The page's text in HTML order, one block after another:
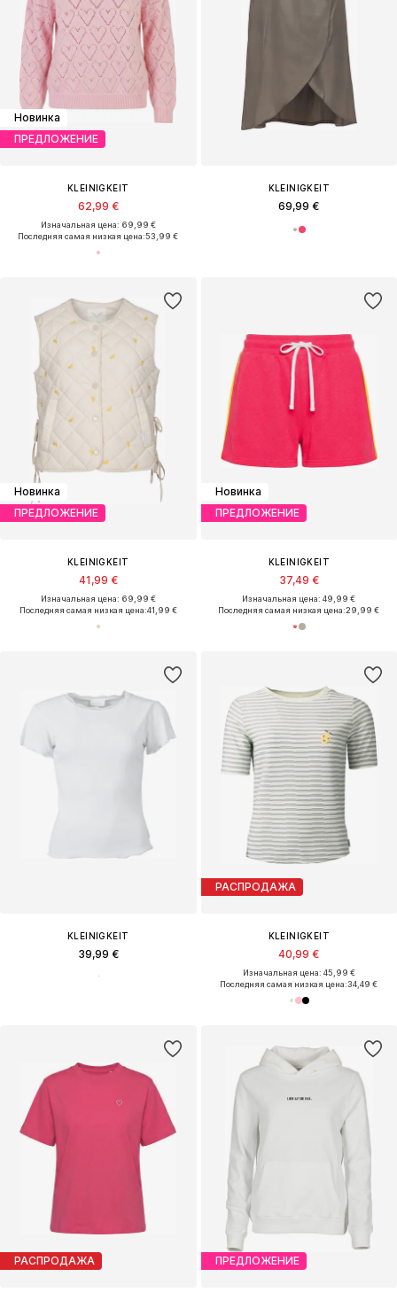
Новинка
ПРЕДЛОЖЕНИЕ
KLEINIGKEIT
62,99 €
Изначальная цена: 69,99 €
Последняя самая низкая цена:53,99 €
KLEINIGKEIT
69,99 €
Новинка
ПРЕДЛОЖЕНИЕ
KLEINIGKEIT
41,99 €
Изначальная цена: 69,99 €
Последняя самая низкая цена:41,99 €
Новинка
ПРЕДЛОЖЕНИЕ
KLEINIGKEIT
37,49 €
Изначальная цена: 49,99 €
Последняя самая низкая цена:29,99 €
KLEINIGKEIT
39,99 €
РАСПРОДАЖА
KLEINIGKEIT
40,99 €
Изначальная цена: 45,99 €
Последняя самая низкая цена:34,49 €
РАСПРОДАЖА ПРЕДЛОЖЕНИЕ